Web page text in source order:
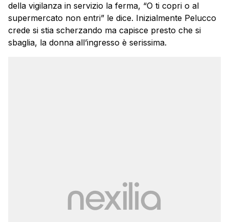
della vigilanza in servizio la ferma, “O ti copri o al
supermercato non entri” le dice. Inizialmente Pelucco
crede si stia scherzando ma capisce presto che si
sbaglia, la donna all’ingresso è serissima.